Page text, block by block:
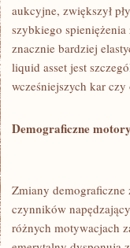
aukcyjne, zwiększył
szybkiego spieniężenia
znacznie bardziej
liquid asset jest
wcześniejszych kar czy
Demograficzne
Zmiany demograficzne
czynników
różnych motywacjach